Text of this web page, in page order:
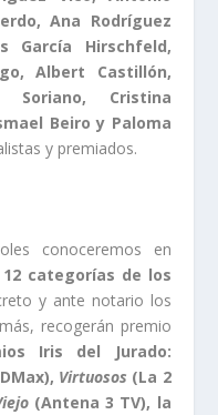
Ana Rodríguez
García Hirschfeld,
Albert Castillón,
Soriano, Cristina
Beiro y Paloma
y premiados.
conoceremos en
12categorías de los
y ante notario los
recogerán premio
Iris del Jurado:
Virtuosos (La 2
(Antena 3 TV), la